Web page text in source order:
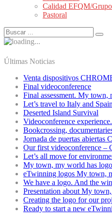
Calidad EFQM/
Pastoral
Últimas Noticias
Venta dispositivos
Final videoconference
Final assessment. My town,
Let’s travel to Italy and Spain
Deserted Island Survival
Videoconference
Bookcrossing,
Jornada de puertas abiertas
Our first videoconference –
Let’s all move for
My town, my world has
eTwinning logos My town,
We have a logo. And the
Presentation about My
Creating the logo for our
Ready to start a new